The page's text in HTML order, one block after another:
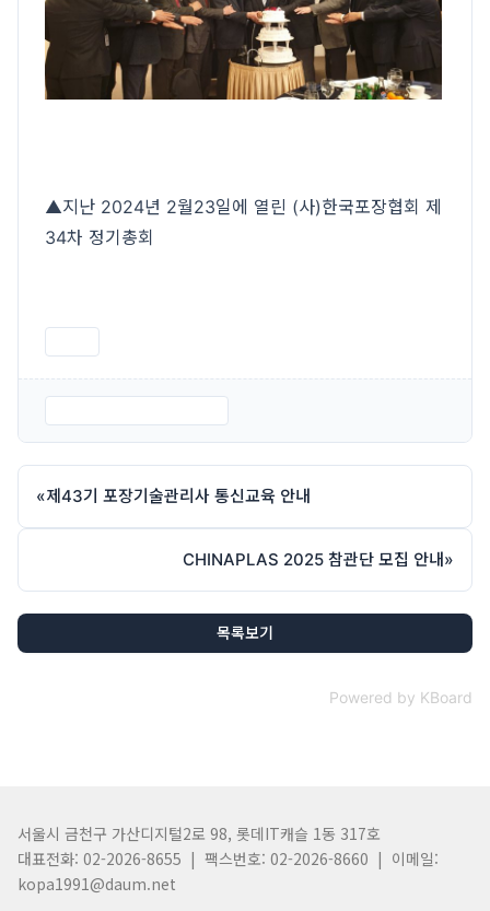
▲지난 2024년 2월23일에 열린 (사)한국포장협회 제
34차 정기총회
«제43기 포장기술관리사 통신교육 안내
CHINAPLAS 2025 참관단 모집 안내»
목록보기
Powered by KBoard
서울시 금천구 가산디지털2로 98, 롯데IT캐슬 1동 317호
대표전화: 02-2026-8655 | 팩스번호: 02-2026-8660 | 이메일:
kopa1991@daum.net